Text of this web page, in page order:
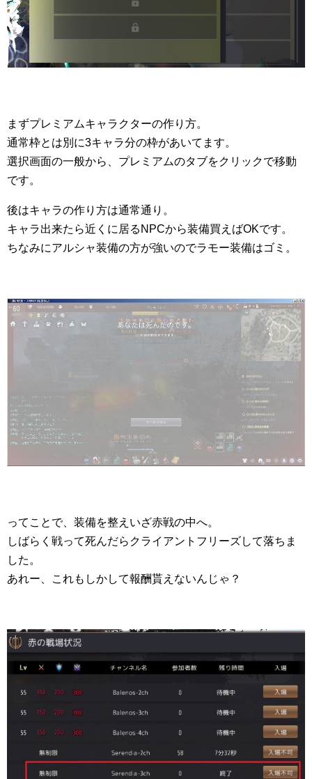
まずプレミアムキャラクターの作り方。
通常枠とは別に3キャラ分の枠があいてます。
選択画面の一般から、プレミアムのタブをクリックで移動
です。
後はキャラの作り方は通常通り。
キャラ出来たら近くに居るNPCから装備買えばOKです。
ちなみにアルシャ装備の方が強いのでラモー装備はゴミ。
ってことで、装備を整えいざ赤戦の中へ。
しばらく戦って死んだらクライアントフリーズして落ちま
した。
あれー、これもしかして報酬貰えないんじゃ？